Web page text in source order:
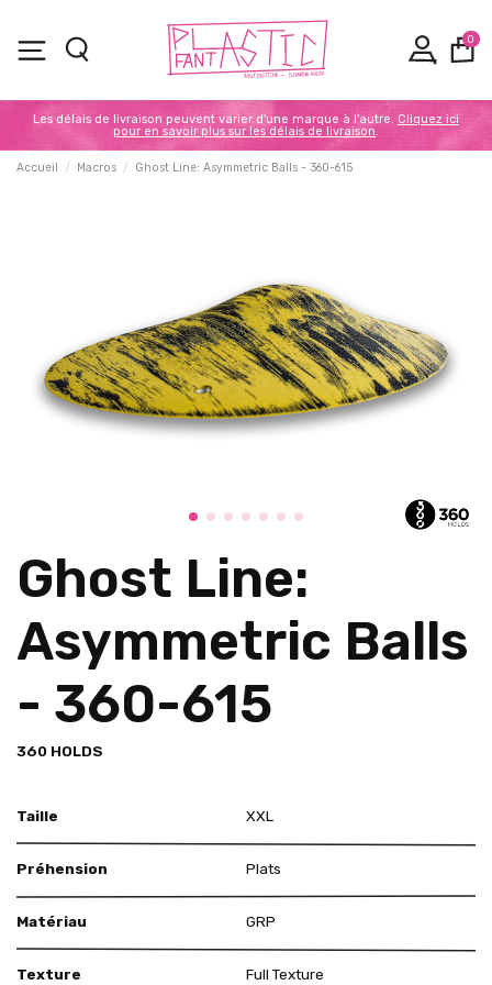
0
Les délais de livraison peuvent varier d'une marque à l'autre. Cliquez ici
pour en savoir plus sur les délais de livraison.
Accueil Macros Ghost Line: Asymmetric Balls - 360-615
Ghost Line:
Asymmetric Balls
- 360-615
360 HOLDS
Taille XXL
Préhension Plats
Matériau GRP
Texture Full Texture